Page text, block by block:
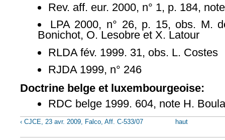
Rev. aff. eur. 2000, n° 1, p. 184,
LPA 2000, n° 26, p. 15, obs. M.
Bonichot, O. Lesobre et X. Latour
RLDA fév. 1999. 31, obs. L. Costes
RJDA 1999, n° 246
Doctrine belge et luxembourgeoise:
RDC belge 1999. 604, note H.
‹ CJCE, 23 avr. 2009, Falco, Aff. C-533/07 haut